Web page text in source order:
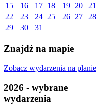
15
16 17 18 19 20
21
22
23 24 25 26 27
28
29
30 31
Znajdź na mapie
Zobacz wydarzenia na planie
2026 - wybrane
wydarzenia